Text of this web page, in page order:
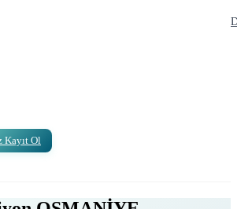
Kayıt Ol